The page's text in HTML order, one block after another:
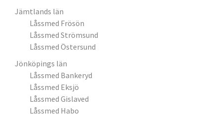
Jämtlands län
Låssmed Frösön
Låssmed Strömsund
Låssmed Östersund
Jönköpings län
Låssmed Bankeryd
Låssmed Eksjö
Låssmed Gislaved
Låssmed Habo